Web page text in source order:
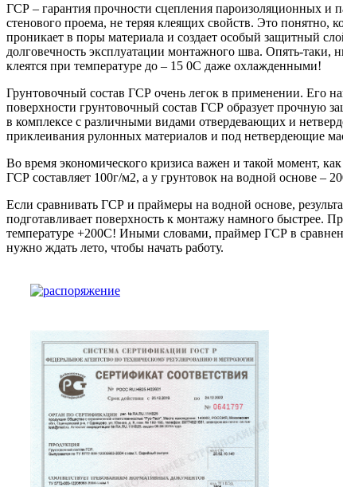
ГСР – гарантия прочности сцепления пароизоляционных и
стенового проема, не теряя клеящих свойств. Это понятно,
проникает в поры материала и создает особый защитный
долговечность эксплуатации монтажного шва. Опять-таки,
клеятся при температуре до – 15 0С даже охлажденными!
Грунтовочный состав ГСР очень легок в применении. Его
поверхности грунтовочный состав ГСР образует прочную
в комплексе с различными видами отвердевающих и
приклеивания рулонных материалов и под нетвердеющие
Во время экономического кризиса важен и такой момент,
ГСР составляет 100г/м2, а у грунтовок на водной основе –
Если сравнивать ГСР и праймеры на водной основе,
подготавливает поверхность к монтажу намного быстрее.
температуре +200С! Иными словами, праймер ГСР в
нужно ждать лето, чтобы начать работу.